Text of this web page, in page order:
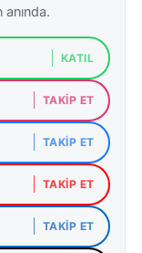
KATIL
TAKIP ET
TAKIP ET
TAKIP ET
TAKIP ET